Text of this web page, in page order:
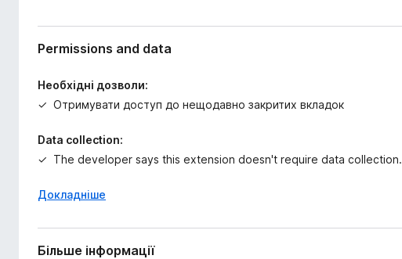
Permissions and data
Необхідні дозволи:
Отримувати доступ до нещодавно закритих вкладок
Data collection:
The developer says this extension doesn't require data collection.
Докладніше
Більше інформації